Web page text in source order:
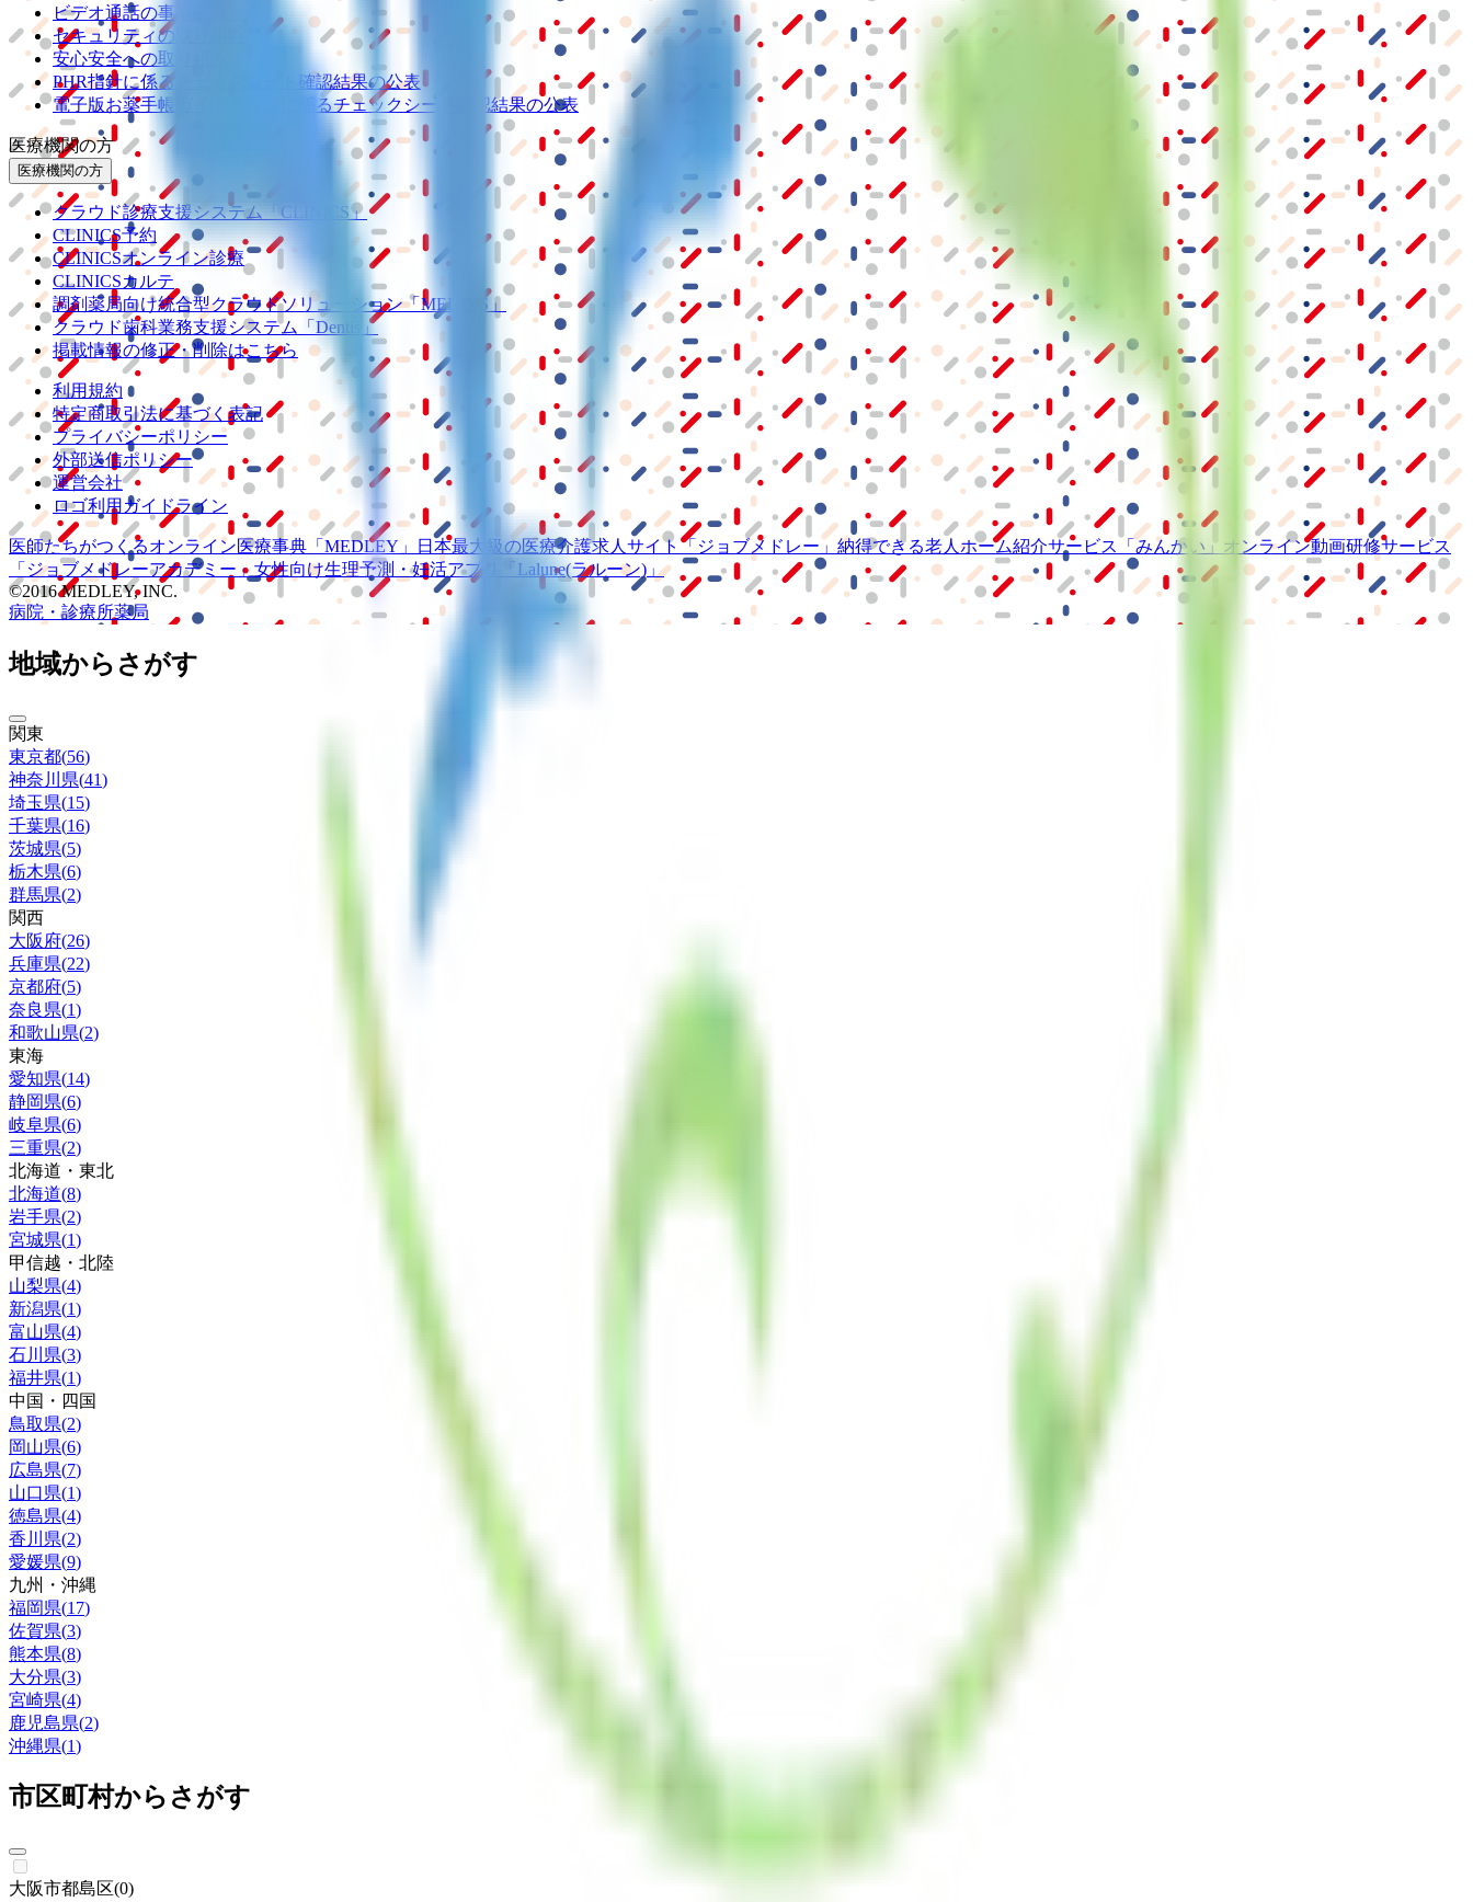
ビデオ通話の事前テスト
セキュリティの取り組み
安心安全への取り組み
PHR指針に係るチェックシート確認結果の公表
電子版お薬手帳ガイドラインに係るチェックシート確認結果の公表
医療機関の方
医療機関の方
クラウド診療支援システム「CLINICS」
CLINICS予約
CLINICSオンライン診療
CLINICSカルテ
調剤薬局向け統合型クラウドソリューション「MEDIXS」
クラウド歯科業務支援システム
「Dentis」
掲載情報の修正・削除はこちら
利用規約
特定商取引法に基づく表記
プライバシーポリシー
外部送信ポリシー
運営会社
ロゴ利用ガイドライン
医師たちがつくるオンライン医療事典 「MEDLEY」 日本最大級の医療介護求人サイト 「ジョブメドレー」 納得できる老人ホーム紹介サービス 「みんかい」 オンライン動画研修サービス
「ジョブメドレーアカデミー」 女性向け生理予測・妊活アプリ
「Lalune(ラルーン)」
©2016 MEDLEY, INC.
病院・診療所薬局
地域からさがす
関東
東京都(56)
神奈川県(41)
埼玉県(15)
千葉県(16)
茨城県(5)
栃木県(6)
群馬県(2)
関西
大阪府(26)
兵庫県(22)
京都府(5)
奈良県(1)
和歌山県(2)
東海
愛知県(14)
静岡県(6)
岐阜県(6)
三重県(2)
北海道・東北
北海道(8)
岩手県(2)
宮城県(1)
甲信越・北陸
山梨県(4)
新潟県(1)
富山県(4)
石川県(3)
福井県(1)
中国・四国
鳥取県(2)
岡山県(6)
広島県(7)
山口県(1)
徳島県(4)
香川県(2)
愛媛県(9)
九州・沖縄
福岡県(17)
佐賀県(3)
熊本県(8)
大分県(3)
宮崎県(4)
鹿児島県(2)
沖縄県(1)
市区町村からさがす
大阪市都島区(0)